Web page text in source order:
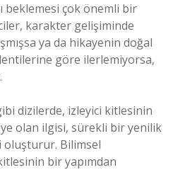
beklemesi çok önemli bir
karakter gelişiminde
ya da hikayenin doğal
göre ilerlemiyorsa,
dizilerde, izleyici kitlesinin
olan ilgisi, sürekli bir yenilik
oluşturur. Bilimsel
bir yapımdan